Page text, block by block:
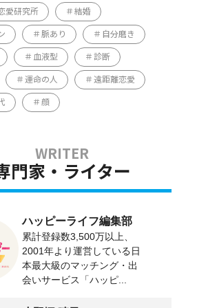
愛研究所 結婚
脈あり 自分磨き
血液型 診断
運命の人 遠距離恋愛
顔
門家・ライター
ハッピーライフ編集部
累計登録数3,500万以上、
2001年より運営している日
本最大級のマッチング・出
会いサービス「ハッピ...